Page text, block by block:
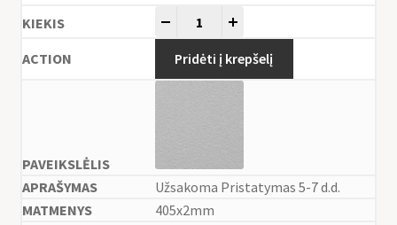
Pridėti į krepšelį
Užsakoma Pristatymas 5-7 d.d.
405x2mm